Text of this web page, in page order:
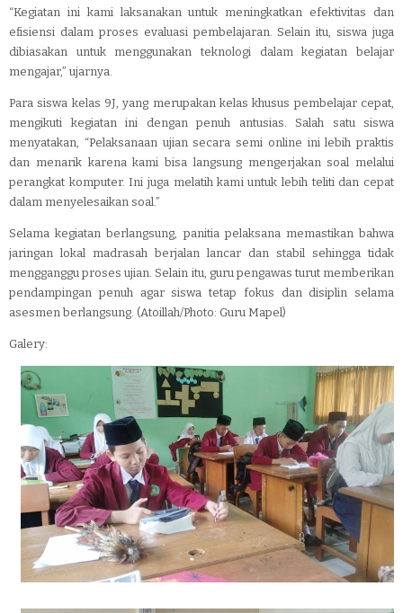
“Kegiatan ini kami laksanakan untuk meningkatkan efektivitas dan
efisiensi dalam proses evaluasi pembelajaran. Selain itu, siswa juga
dibiasakan untuk menggunakan teknologi dalam kegiatan belajar
mengajar,” ujarnya.
Para siswa kelas 9J, yang merupakan kelas khusus pembelajar cepat,
mengikuti kegiatan ini dengan penuh antusias. Salah satu siswa
menyatakan, “Pelaksanaan ujian secara semi online ini lebih praktis
dan menarik karena kami bisa langsung mengerjakan soal melalui
perangkat komputer. Ini juga melatih kami untuk lebih teliti dan cepat
dalam menyelesaikan soal.”
Selama kegiatan berlangsung, panitia pelaksana memastikan bahwa
jaringan lokal madrasah berjalan lancar dan stabil sehingga tidak
mengganggu proses ujian. Selain itu, guru pengawas turut memberikan
pendampingan penuh agar siswa tetap fokus dan disiplin selama
asesmen berlangsung. (Atoillah/Photo: Guru Mapel)
Galery: